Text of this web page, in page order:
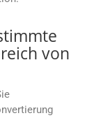
von